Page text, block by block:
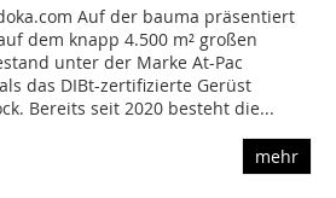
Auf der bauma präsentiert
dem knapp 4.500 m² großen
unter der Marke At-Pac
das DIBt-zertifizierte Gerüst
Bereits seit 2020 besteht die...
mehr